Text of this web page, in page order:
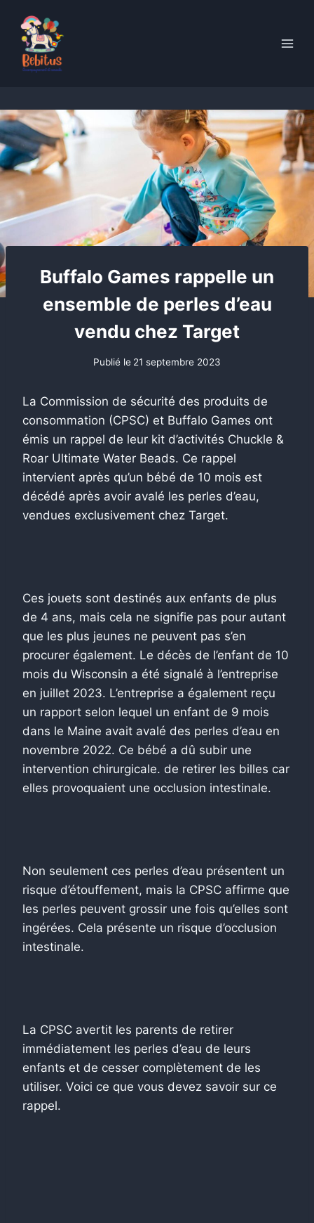
content
Buffalo Games rappelle un
ensemble de perles d’eau
vendu chez Target
Publié le 21 septembre 2023
La Commission de sécurité des produits de
consommation (CPSC) et Buffalo Games ont
émis un rappel de leur kit d’activités Chuckle &
Roar Ultimate Water Beads. Ce rappel
intervient après qu’un bébé de 10 mois est
décédé après avoir avalé les perles d’eau,
vendues exclusivement chez Target.
Ces jouets sont destinés aux enfants de plus
de 4 ans, mais cela ne signifie pas pour autant
que les plus jeunes ne peuvent pas s’en
procurer également. Le décès de l’enfant de 10
mois du Wisconsin a été signalé à l’entreprise
en juillet 2023. L’entreprise a également reçu
un rapport selon lequel un enfant de 9 mois
dans le Maine avait avalé des perles d’eau en
novembre 2022. Ce bébé a dû subir une
intervention chirurgicale. de retirer les billes car
elles provoquaient une occlusion intestinale.
Non seulement ces perles d’eau présentent un
risque d’étouffement, mais la CPSC affirme que
les perles peuvent grossir une fois qu’elles sont
ingérées. Cela présente un risque d’occlusion
intestinale.
La CPSC avertit les parents de retirer
immédiatement les perles d’eau de leurs
enfants et de cesser complètement de les
utiliser. Voici ce que vous devez savoir sur ce
rappel.